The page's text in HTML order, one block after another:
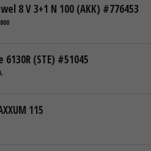
8 V 3+1 N 100 (AKK) #776453
6130R (STE) #51045
115